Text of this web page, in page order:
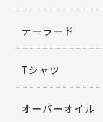
テーラード
Tシャツ
オーバーオイル